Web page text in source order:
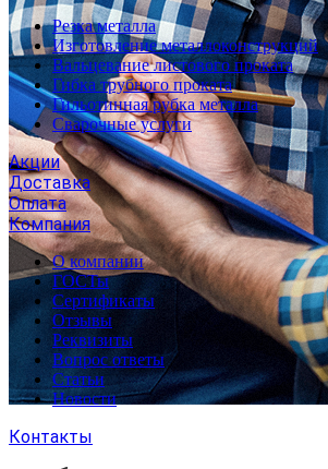
Резка металла
Изготовление металлоконструкций
Вальцевание листового проката
Гибка трубного проката
Гильотинная рубка металла
Сварочные услуги
Акции
Доставка
Оплата
Компания
О компании
ГОСТы
Сертификаты
Отзывы
Реквизиты
Вопрос ответы
Статьи
Новости
Контакты